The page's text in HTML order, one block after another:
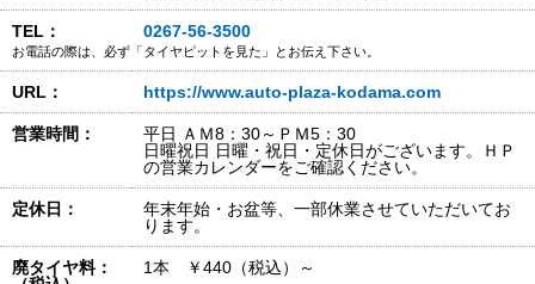
TEL： 0267-56-3500
お電話の際は、必ず「タイヤピットを見た」とお伝え下さい。
URL： https://www.auto-plaza-kodama.com
営業時間：
平日 ＡＭ8：30～ＰＭ5：30
日曜祝日 日曜・祝日・定休日がございます。ＨＰ
の営業カレンダーをご確認ください。
定休日：
年末年始・お盆等、一部休業させていただいてお
ります。
廃タイヤ料：
1本 ￥440（税込）～